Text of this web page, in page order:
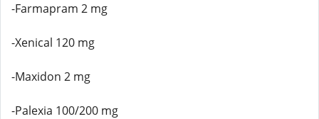
-Farmapram 2 mg
-Xenical 120 mg
-Maxidon 2 mg
-Palexia 100/200 mg